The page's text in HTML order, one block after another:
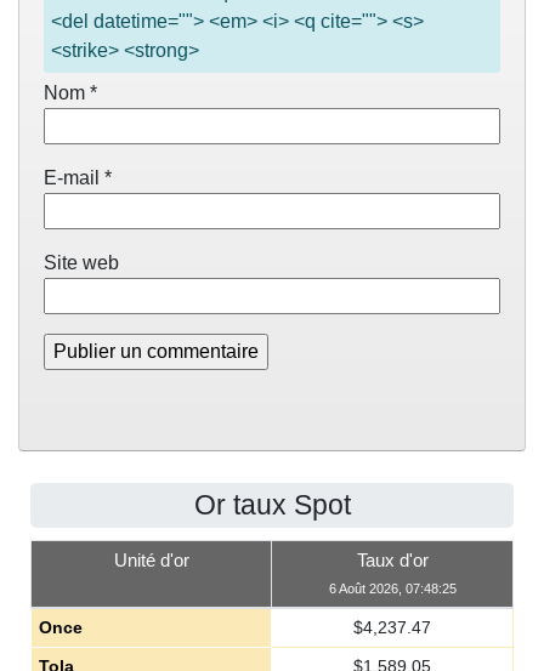
<del datetime=""> <em> <i> <q cite=""> <s>
<strike> <strong>
Nom *
E-mail *
Site web
Or taux Spot
Unité d'or Taux d'or
6 Août 2026, 07:48:25
Once $4,237.47
Tola
$1,589.05